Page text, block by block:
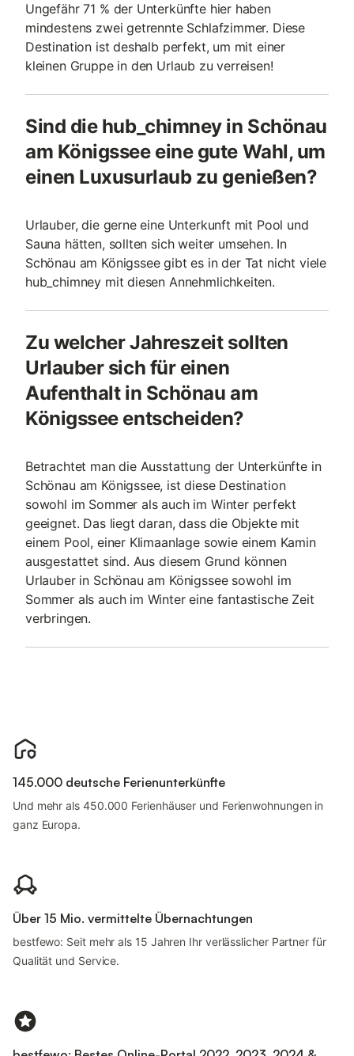
Ungefähr 71 % der Unterkünfte hier haben
mindestens zwei getrennte Schlafzimmer. Diese
Destination ist deshalb perfekt, um mit einer
kleinen Gruppe in den Urlaub zu verreisen!
Sind die hub_chimney in Schönau
am Königssee eine gute Wahl, um
einen Luxusurlaub zu genießen?
Urlauber, die gerne eine Unterkunft mit Pool und
Sauna hätten, sollten sich weiter umsehen. In
Schönau am Königssee gibt es in der Tat nicht viele
hub_chimney mit diesen Annehmlichkeiten.
Zu welcher Jahreszeit sollten
Urlauber sich für einen
Aufenthalt in Schönau am
Königssee entscheiden?
Betrachtet man die Ausstattung der Unterkünfte in
Schönau am Königssee, ist diese Destination
sowohl im Sommer als auch im Winter perfekt
geeignet. Das liegt daran, dass die Objekte mit
einem Pool, einer Klimaanlage sowie einem Kamin
ausgestattet sind. Aus diesem Grund können
Urlauber in Schönau am Königssee sowohl im
Sommer als auch im Winter eine fantastische Zeit
verbringen.
145.000 deutsche Ferienunterkünfte
Und mehr als 450.000 Ferienhäuser und Ferienwohnungen in
ganz Europa.
Über 15 Mio. vermittelte Übernachtungen
bestfewo: Seit mehr als 15 Jahren Ihr verlässlicher Partner für
Qualität und Service.